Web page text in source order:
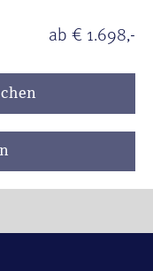
ab € 1.698,-